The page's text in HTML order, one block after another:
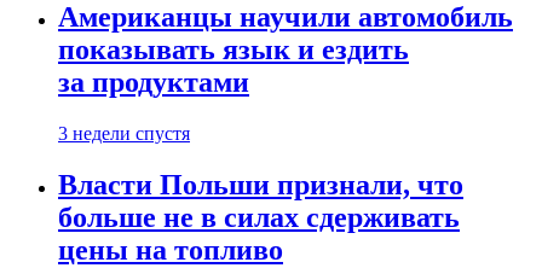
Американцы научили автомобиль
показывать язык и ездить
за продуктами
3 недели спустя
Власти Польши признали, что
больше не в силах сдерживать
цены на топливо